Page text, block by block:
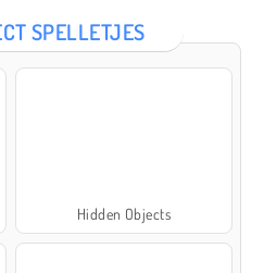
SPELLETJES
Hidden Objects